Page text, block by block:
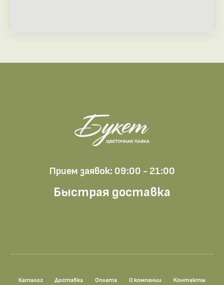
Прием заявок: 09:00 - 21:00
Быстрая доставка
Каталог Доставка Оплата О компании Контакты